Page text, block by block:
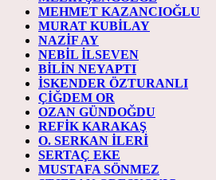
MEHMET KAZANCIOĞLU
MURAT KUBİLAY
NAZİF AY
NEBİL İLSEVEN
BİLİN NEYAPTI
İSKENDER ÖZTURANLI
ÇİĞDEM OR
OZAN GÜNDOĞDU
REFİK KARAKAŞ
O. SERKAN İLERİ
SERTAÇ EKE
MUSTAFA SÖNMEZ